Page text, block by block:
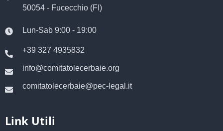
50054 - Fucecchio (FI)
Lun-Sab 9:00 - 19:00
+39 327 4935832
info@comitatolecerbaie.org
comitatolecerbaie@pec-legal.it
Link Utili